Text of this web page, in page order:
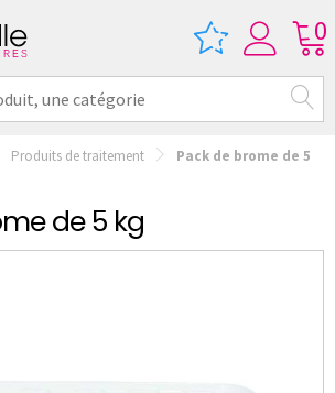
0
Produits de traitement
Pack de brome de 5
de 5 kg